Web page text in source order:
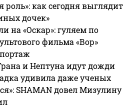
роль»: как сегодня выглядит
дочек»
на «Оскар»: гуляем по
фильма «Вор»
и Нептуна идут дожди
удивила даже ученых
SHAMAN довел Мизулину